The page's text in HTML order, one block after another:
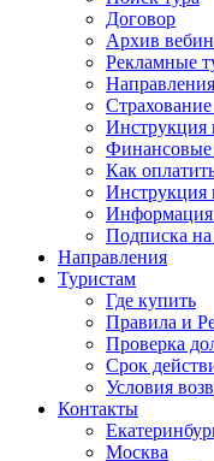
Договор
Архив
Рекламные
Направления
Инструкция
Финансовые
Как
Инструкция
Информация
Подписка
Направления
Туристам
Где купить
Правила и
Проверка
Срок
Условия
Контакты
Москва